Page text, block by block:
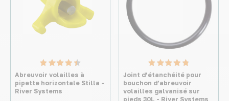
Abreuvoir volailles à
pipette horizontale Stilla -
River Systems
Joint d’étanchéité pour
bouchon d’abreuvoir
volailles galvanisé sur
pieds 30L - River Systems